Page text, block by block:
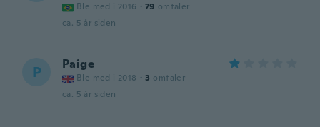
Ble med i 2016 · 79 omtaler
ca. 5 år siden
P Paige
Ble med i 2018 · 3 omtaler
ca. 5 år siden